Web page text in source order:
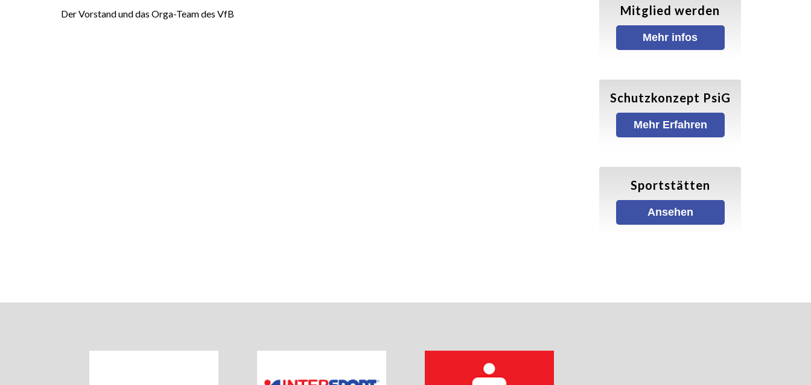
Der Vorstand und das Orga-Team des VfB
Mitglied werden
Mehr infos
Schutzkonzept PsiG
Mehr Erfahren
Sportstätten
Ansehen